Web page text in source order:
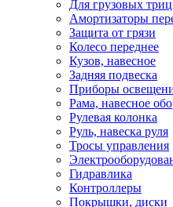
Для грузовых
Амортизаторы
Защита от грязи
Колесо переднее
Кузов, навесное
Задняя подвеска
Приборы
Рама, навесное
Рулевая колонка
Руль, навеска руля
Тросы управления
Гидравлика
Контроллеры
Покрышки, диски